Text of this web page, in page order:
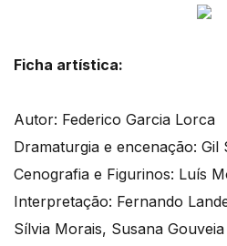
Ficha artística:
Autor: Federico Garcia Lorca
Dramaturgia e encenação: Gil
Cenografia e Figurinos: Luís
Interpretação: Fernando
Sílvia Morais, Susana